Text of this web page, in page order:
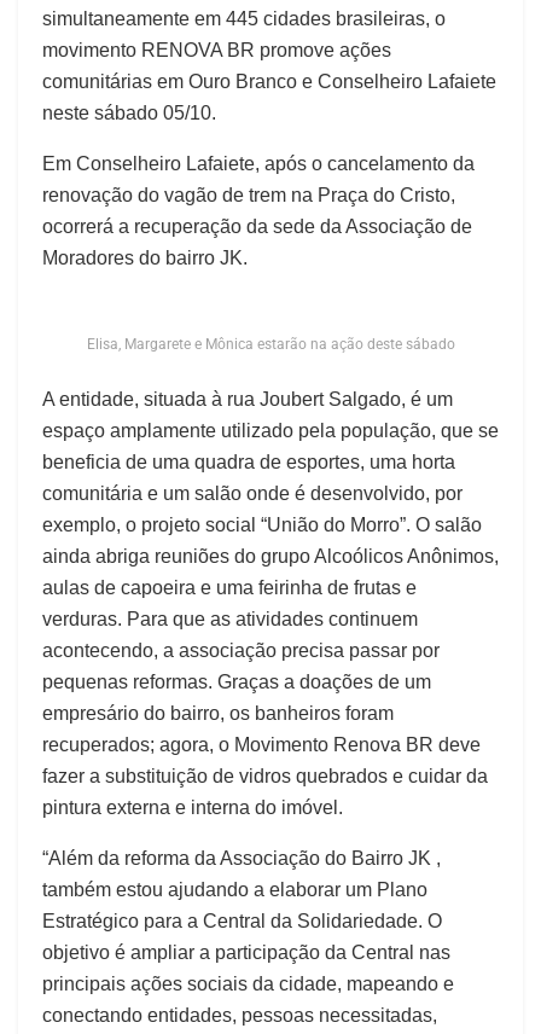
simultaneamente em 445 cidades brasileiras, o
movimento RENOVA BR promove ações
comunitárias em Ouro Branco e Conselheiro Lafaiete
neste sábado 05/10.
Em Conselheiro Lafaiete, após o cancelamento da
renovação do vagão de trem na Praça do Cristo,
ocorrerá a recuperação da sede da Associação de
Moradores do bairro JK.
Elisa, Margarete e Mônica estarão na ação deste sábado
A entidade, situada à rua Joubert Salgado, é um
espaço amplamente utilizado pela população, que se
beneficia de uma quadra de esportes, uma horta
comunitária e um salão onde é desenvolvido, por
exemplo, o projeto social “União do Morro”. O salão
ainda abriga reuniões do grupo Alcoólicos Anônimos,
aulas de capoeira e uma feirinha de frutas e
verduras. Para que as atividades continuem
acontecendo, a associação precisa passar por
pequenas reformas. Graças a doações de um
empresário do bairro, os banheiros foram
recuperados; agora, o Movimento Renova BR deve
fazer a substituição de vidros quebrados e cuidar da
pintura externa e interna do imóvel.
“Além da reforma da Associação do Bairro JK ,
também estou ajudando a elaborar um Plano
Estratégico para a Central da Solidariedade. O
objetivo é ampliar a participação da Central nas
principais ações sociais da cidade, mapeando e
conectando entidades, pessoas necessitadas,